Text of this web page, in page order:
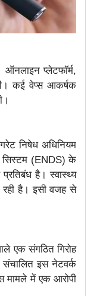
प्लेटफॉर्म,
कई वेप्स आकर्षक
निषेध अधिनियम
सिस्टम (ENDS) के
प्रतिबंध है। स्वास्थ्य
रही है। इसी वजह से
एक संगठित गिरोह
संचालित इस नेटवर्क
मामले में एक आरोपी